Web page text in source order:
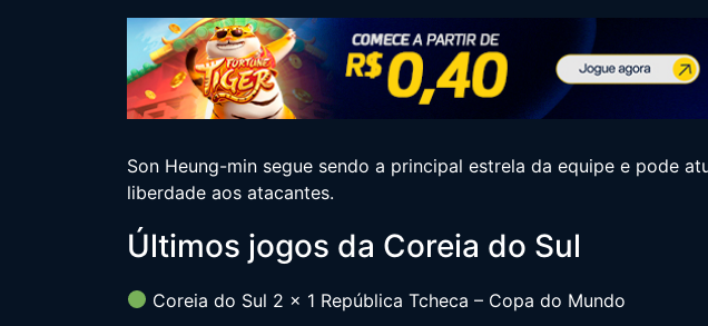
Son Heung-min segue sendo a principal estrela da equipe e pode
liberdade aos atacantes.
Últimos jogos da Coreia do Sul
Coreia do Sul 2 x 1 República Tcheca – Copa do Mundo